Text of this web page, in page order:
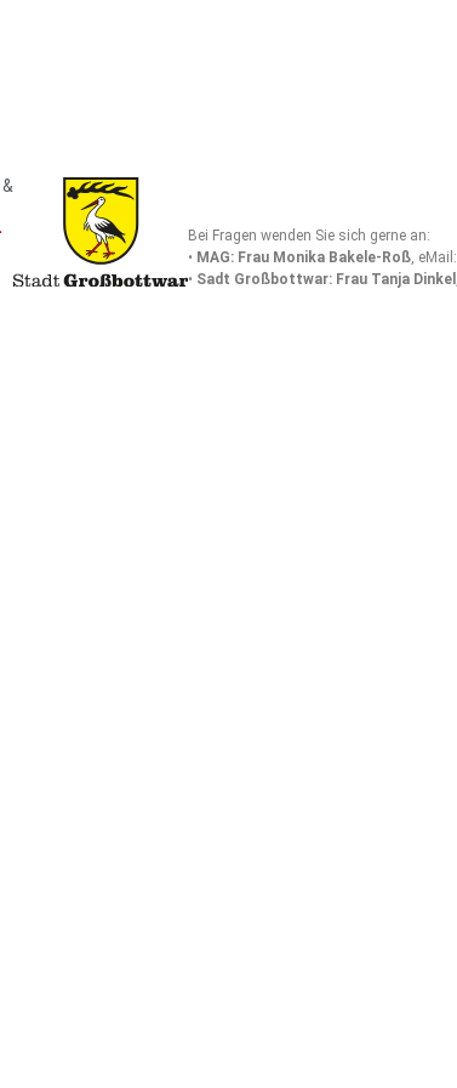
&
Bei Fragen wenden Sie sich gerne an:
• MAG: Frau Monika Bakele-Roß, eMail:
• Sadt Großbottwar: Frau Tanja Dinkel